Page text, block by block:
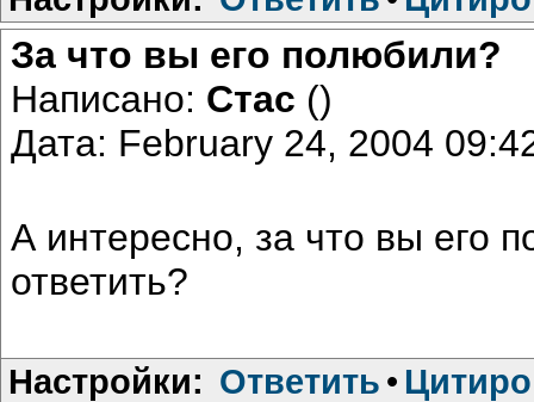
За что вы его полюбили?
Написано: Стас ()
Дата: February 24, 2004
А интересно, за что вы его
ответить?
Настройки: Ответить •